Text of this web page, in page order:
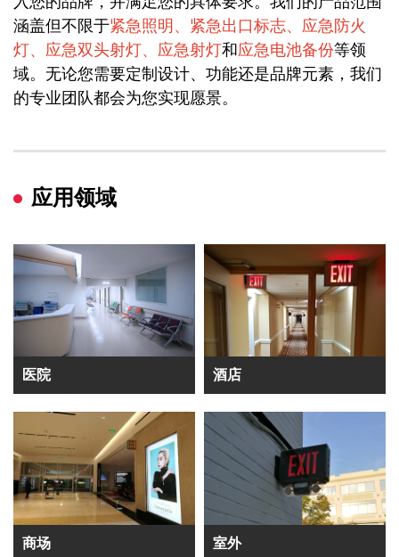
涵盖但不限于紧急照明、紧急出口标志、应急防火
灯、应急双头射灯、应急射灯和应急电池备份等领
域。无论您需要定制设计、功能还是品牌元素，我们
的专业团队都会为您实现愿景。
应用领域
医院 酒店
商场 室外